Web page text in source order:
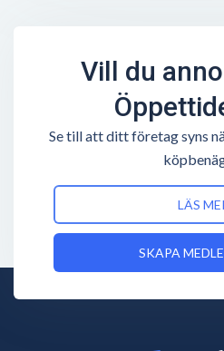
Vill du
Se till att ditt företag syns
LÄS
SKAPA